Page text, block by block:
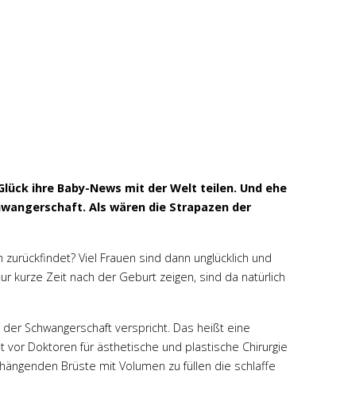
ihre Baby-News mit der Welt teilen. Und ehe
Als wären die Strapazen der
Viel Frauen sind dann unglücklich und
kurze Zeit nach der Geburt zeigen, sind da natürlich
Schwangerschaft verspricht. Das heißt eine
vor Doktoren für ästhetische und plastische Chirurgie
Brüste mit Volumen zu füllen die schlaffe